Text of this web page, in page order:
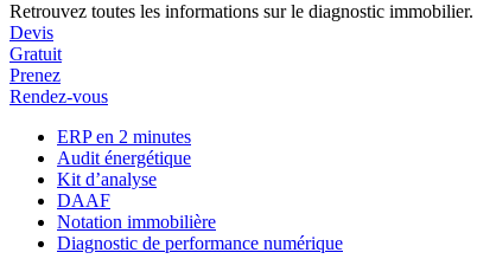
Retrouvez toutes les informations sur le diagnostic immobilier.
Devis
Gratuit
Prenez
Rendez-vous
ERP en 2 minutes
Audit énergétique
Kit d’analyse
DAAF
Notation immobilière
Diagnostic de performance numérique